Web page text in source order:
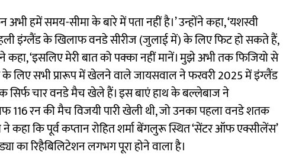
हमें समय-सीमा के बारे में पता नहीं है।’ उन्होंने कहा, ‘यशस्वी
इंग्लैंड के खिलाफ वनडे सीरीज (जुलाई में) के लिए फिट हो सकते हैं,
कहा, ‘इसलिए मेरी बात को पक्का नहीं मानें। मुझे अभी तक फिजियो से
के लिए सभी प्रारूप में खेलने वाले जायसवाल ने फरवरी 2025 में इंग्लैंड
चार वनडे मैच खेले हैं। इस बाएं हाथ के बल्लेबाज ने
116 रन की मैच विजयी पारी खेली थी, जो उनका पहला वनडे शतक
कहा कि पूर्व कप्तान रोहित शर्मा बेंगलुरू स्थित ‘सेंटर ऑफ एक्सीलेंस’
का रिहैबिलिटेशन लगभग पूरा होने वाला है।